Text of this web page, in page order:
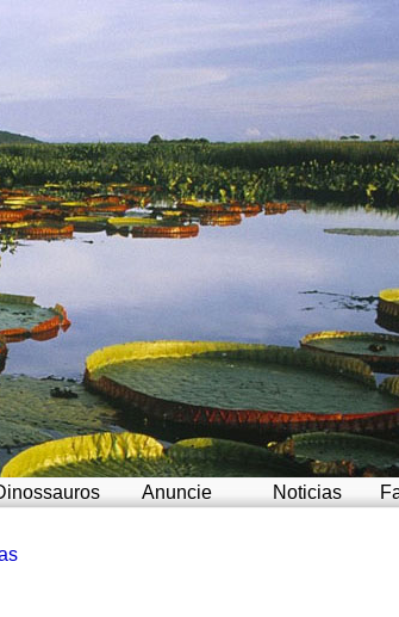
Anuncie Noticias